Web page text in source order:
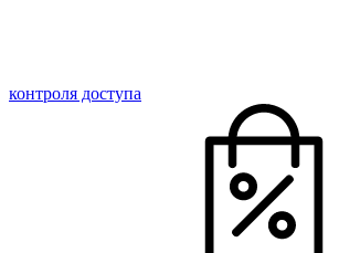
контроля доступа